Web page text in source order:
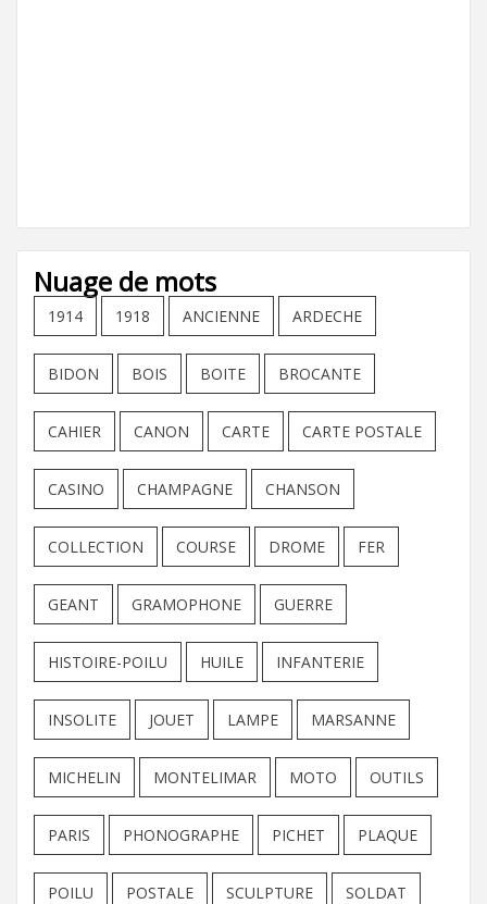
Nuage de mots
1914 1918 ANCIENNE ARDECHE
BIDON BOIS BOITE BROCANTE
CAHIER CANON CARTE CARTE POSTALE
CASINO CHAMPAGNE CHANSON
COLLECTION COURSE DROME FER
GEANT GRAMOPHONE GUERRE
HISTOIRE-POILU HUILE INFANTERIE
INSOLITE JOUET LAMPE MARSANNE
MICHELIN MONTELIMAR MOTO OUTILS
PARIS PHONOGRAPHE PICHET PLAQUE
POILU POSTALE SCULPTURE SOLDAT